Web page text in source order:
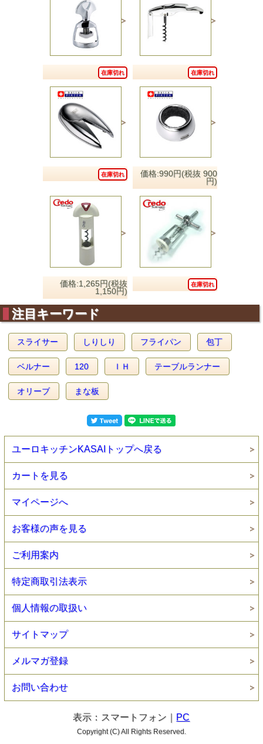
在庫切れ 在庫切れ
在庫切れ
価格:990円(税抜 900
円)
価格:1,265円(税抜
1,150円)
在庫切れ
注目キーワード
スライサー しりしり フライパン 包丁
ベルナー 120 ＩＨ テーブルランナー
オリーブ まな板
ユーロキッチンKASAIトップへ戻る
カートを見る
マイページへ
お客様の声を見る
ご利用案内
特定商取引法表示
個人情報の取扱い
サイトマップ
メルマガ登録
お問い合わせ
表示：スマートフォン｜ PC
Copyright (C) All Rights Reserved.